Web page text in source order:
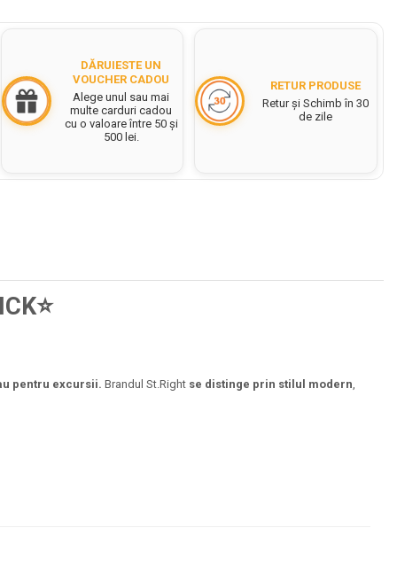
DĂRUIESTE UN
VOUCHER CADOU
Alege unul sau mai
multe carduri cadou
cu o valoare între 50 și
500 lei.
RETUR PRODUSE
Retur și Schimb în 30
de zile
pentru excursii. Brandul St.Right se distinge prin stilul modern,